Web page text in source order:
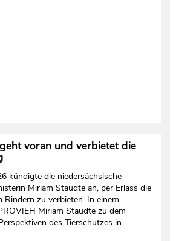
voran und verbietet die
kündigte die niedersächsische
Miriam Staudte an, per Erlass die
zu verbieten. In einem
Miriam Staudte zu dem
des Tierschutzes in